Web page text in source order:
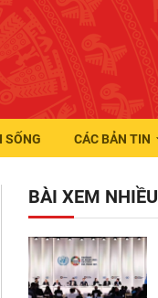
SỐNG CÁC BẢN TIN
BÀI XEM NHIỀU